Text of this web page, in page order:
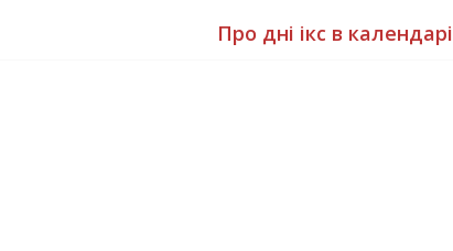
Про дні ікс в календарі